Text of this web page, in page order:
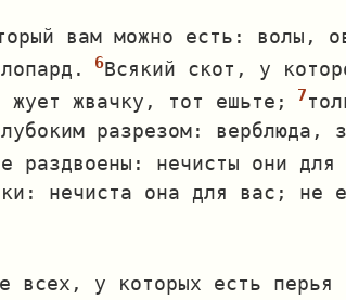
вам можно есть: волы,
Всякий скот, у
жует жвачку, тот ешьте;
разрезом: верблюда,
раздвоены: нечисты они для
нечиста она для вас; не
всех, у которых есть перья